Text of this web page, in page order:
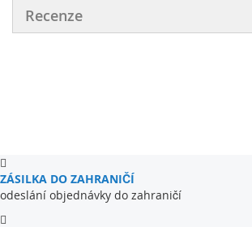
Recenze
ZÁSILKA DO ZAHRANIČÍ
odeslání objednávky do zahraničí